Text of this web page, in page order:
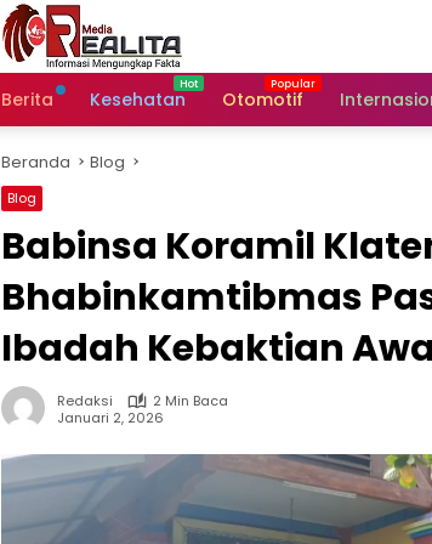
Berita Kesehatan Otomotif
Beranda Blog
Blog
Babinsa Koramil
Bhabinkamtibmas
Ibadah Kebaktian
Redaksi
2 Min Baca
Januari 2, 2026